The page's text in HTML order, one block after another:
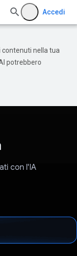
Accedi
contenuti nella tua
potrebbero
con l'IA